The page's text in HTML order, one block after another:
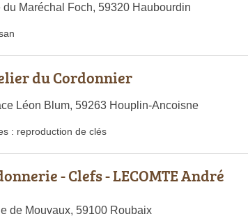
du Maréchal Foch, 59320 Haubourdin
du Cordonnier
Léon Blum, 59263 Houplin-Ancoisne
: reproduction de clés
- Clefs - LECOMTE André
de Mouvaux, 59100 Roubaix